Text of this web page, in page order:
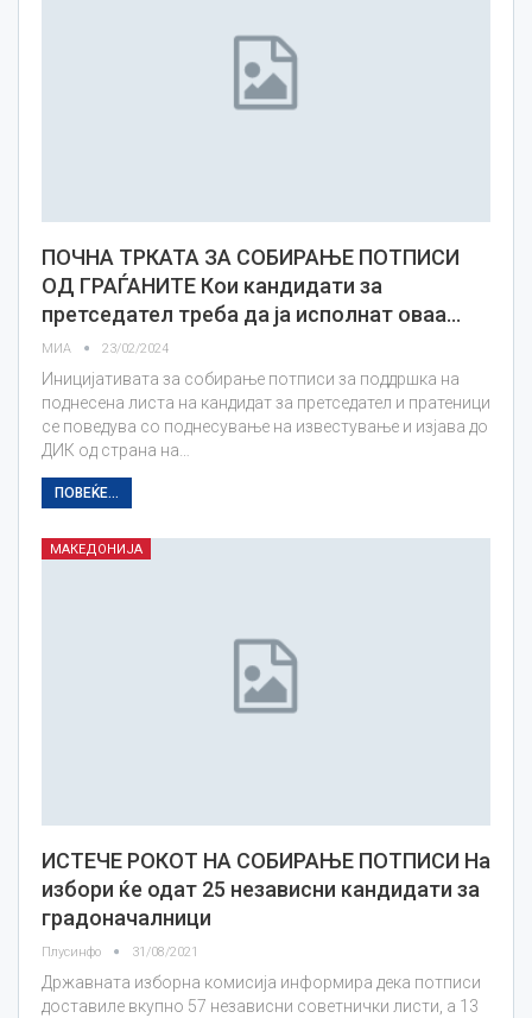
ПОЧНА ТРКАТА ЗА СОБИРАЊЕ ПОТПИСИ
ОД ГРАЃАНИТЕ Кои кандидати за
претседател треба да ја исполнат оваа…
МИА 23/02/2024
Иницијативата за собирање потписи за поддршка на
поднесена листа на кандидат за претседател и пратеници
се поведува со поднесување на известување и изјава до
ДИК од страна на…
ПОВЕЌЕ...
МАКЕДОНИЈА
ИСТЕЧЕ РОКОТ НА СОБИРАЊЕ ПОТПИСИ На
избори ќе одат 25 независни кандидати за
градоначалници
Плусинфо 31/08/2021
Државната изборна комисија информира дека потписи
доставиле вкупно 57 независни советнички листи, а 13